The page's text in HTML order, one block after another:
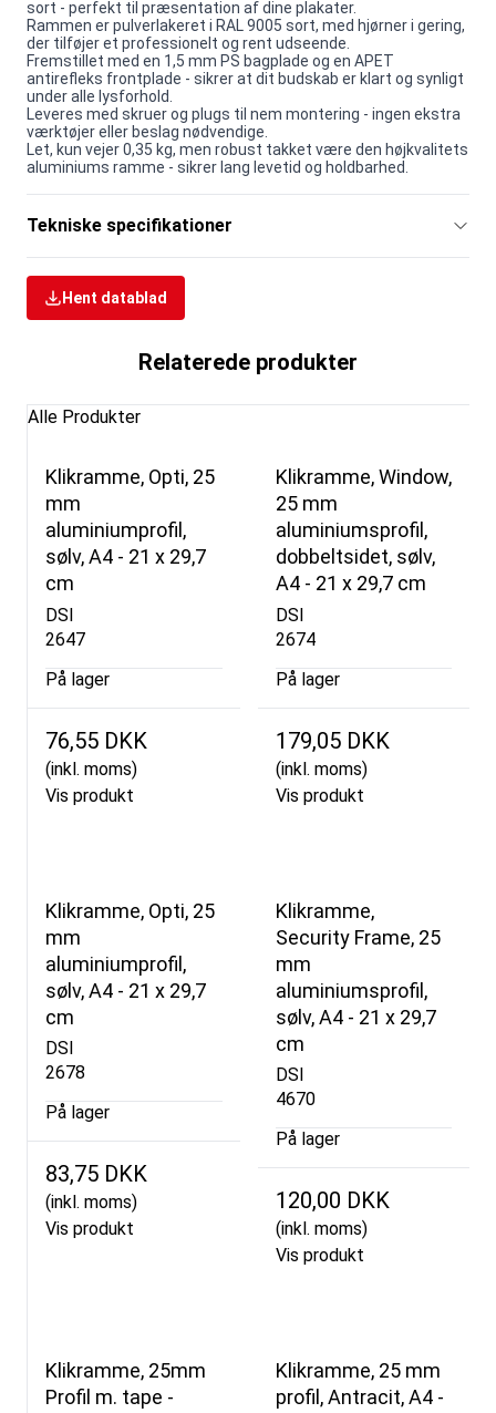
sort - perfekt til præsentation af dine plakater.
Rammen er pulverlakeret i RAL 9005 sort, med hjørner i gering,
der tilføjer et professionelt og rent udseende.
Fremstillet med en 1,5 mm PS bagplade og en APET
antirefleks frontplade - sikrer at dit budskab er klart og synligt
under alle lysforhold.
Leveres med skruer og plugs til nem montering - ingen ekstra
værktøjer eller beslag nødvendige.
Let, kun vejer 0,35 kg, men robust takket være den højkvalitets
aluminiums ramme - sikrer lang levetid og holdbarhed.
Tekniske specifikationer
Hent datablad
Relaterede produkter
Alle Produkter
Klikramme, Opti, 25
mm
aluminiumprofil,
sølv, A4 - 21 x 29,7
cm
DSI
2647
På lager
76,55 DKK
(inkl. moms)
Vis produkt
Klikramme, Window,
25 mm
aluminiumsprofil,
dobbeltsidet, sølv,
A4 - 21 x 29,7 cm
DSI
2674
På lager
179,05 DKK
(inkl. moms)
Vis produkt
Klikramme, Opti, 25
mm
aluminiumprofil,
sølv, A4 - 21 x 29,7
cm
DSI
2678
På lager
83,75 DKK
(inkl. moms)
Vis produkt
Klikramme,
Security Frame, 25
mm
aluminiumsprofil,
sølv, A4 - 21 x 29,7
cm
DSI
4670
På lager
120,00 DKK
(inkl. moms)
Vis produkt
Klikramme, 25mm
Profil m. tape -
Klikramme, 25 mm
profil, Antracit, A4 -